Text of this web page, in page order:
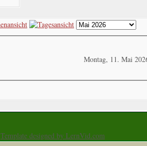
Montag, 11. Mai
Template designed by LernVid.com